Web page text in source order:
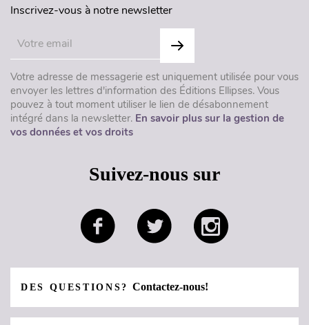
Inscrivez-vous à notre newsletter
Votre adresse de messagerie est uniquement utilisée pour vous
envoyer les lettres d'information des Éditions Ellipses. Vous
pouvez à tout moment utiliser le lien de désabonnement
intégré dans la newsletter. En savoir plus sur la gestion de
vos données et vos droits
Suivez-nous sur
DES QUESTIONS?Contactez-nous!